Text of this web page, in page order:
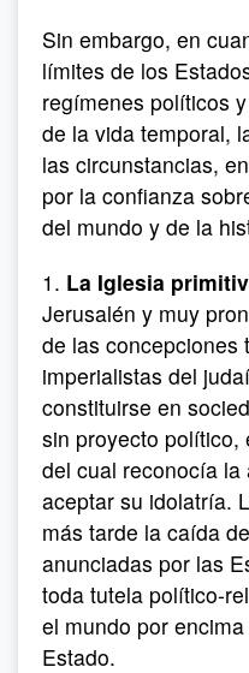
Sin embargo, en
límites de los
regímenes políticos
de la vida temporal,
las circunstancias,
por la confianza
del mundo y de la
1. La Iglesia
Jerusalén y muy
de las concepciones
imperialistas del
constituirse en
sin proyecto político,
del cual reconocía
aceptar su idolatría.
más tarde la caída
anunciadas por las
toda tutela político-
el mundo por
Estado.